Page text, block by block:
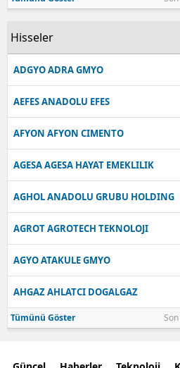
Hisseler
ADGYO ADRA GMYO
AEFES ANADOLU EFES
AFYON AFYON CIMENTO
AGESA AGESA HAYAT EMEKLILIK
AGHOL ANADOLU GRUBU HOLDING
AGROT AGROTECH TEKNOLOJI
AGYO ATAKULE GMYO
AHGAZ AHLATCI DOGALGAZ
Tümünü Göster